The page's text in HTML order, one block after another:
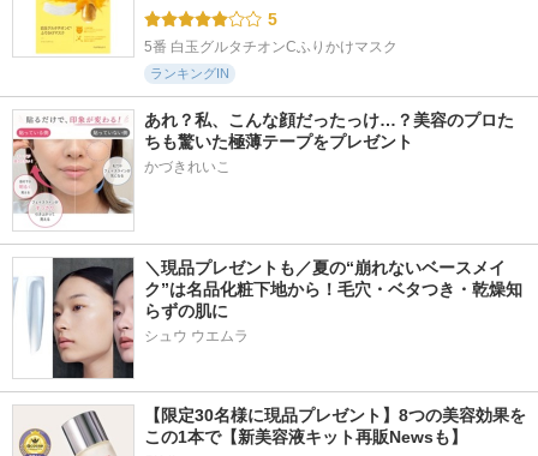
5
5番 白玉グルタチオンCふりかけマスク
ランキングIN
あれ？私、こんな顔だったっけ…？美容のプロた
ちも驚いた極薄テープをプレゼント
かづきれいこ
＼現品プレゼントも／夏の“崩れないベースメイ
ク”は名品化粧下地から！毛穴・ベタつき・乾燥知
らずの肌に
シュウ ウエムラ
【限定30名様に現品プレゼント】8つの美容効果を
この1本で【新美容液キット再販Newsも】